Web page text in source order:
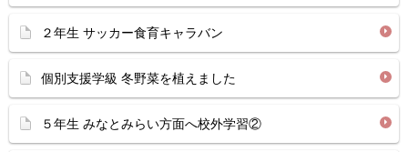
２年生 サッカー食育キャラバン
個別支援学級 冬野菜を植えました
５年生 みなとみらい方面へ校外学習②